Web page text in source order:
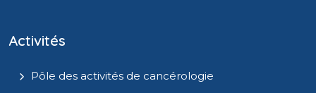
Activités
Pôle des activités de cancérologie